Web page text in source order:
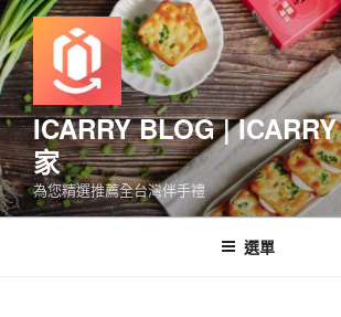
跳
至
主
要
內
容
ICARRY BLOG |
家
為您精選推薦全台灣伴手禮
選單